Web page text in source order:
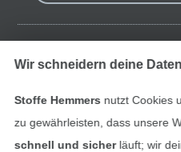
Finde
Wir schneidern deine
Stoffe Hemmers nutzt Cookies
zu gewährleisten, dass unsere
schnell und sicherläuft; wir